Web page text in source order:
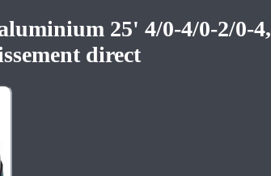
25' 4/0-4/0-2/0-4,
direct